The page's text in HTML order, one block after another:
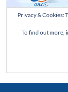
Privacy & Cookies:
To find out more,